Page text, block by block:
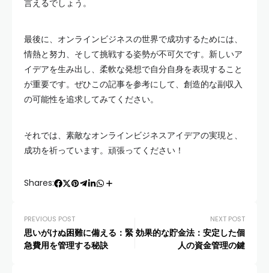
言えるでしょう。
最後に、オンラインビジネスの世界で成功するためには、
情熱と努力、そして挑戦する姿勢が不可欠です。新しいア
イデアを生み出し、柔軟な発想で自分自身を表現すること
が重要です。ぜひこの記事を参考にして、創造的な副収入
の可能性を追求してみてください。
それでは、素敵なオンラインビジネスアイデアの実現と、
成功を祈っています。頑張ってください！
Shares:
PREVIOUS POST
思いがけぬ困難に備える：緊
急費用を管理する秘訣
NEXT POST
効果的な貯金法：安定した個
人の資金管理の鍵